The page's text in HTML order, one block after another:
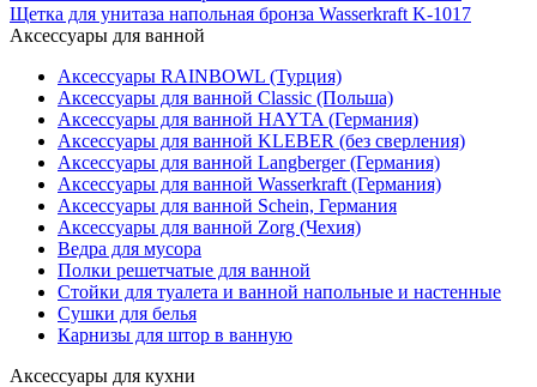
Щетка для унитаза напольная бронза Wasserkraft K-1017
Аксессуары для ванной
Аксессуары RAINBOWL (Турция)
Аксессуары для ванной Classic (Польша)
Аксессуары для ванной HAYTA (Германия)
Аксессуары для ванной KLEBER (без сверления)
Аксессуары для ванной Langberger (Германия)
Аксессуары для ванной Wasserkraft (Германия)
Аксессуары для ванной Schein, Германия
Аксессуары для ванной Zorg (Чехия)
Ведра для мусора
Полки решетчатые для ванной
Стойки для туалета и ванной напольные и настенные
Сушки для белья
Карнизы для штор в ванную
Аксессуары для кухни